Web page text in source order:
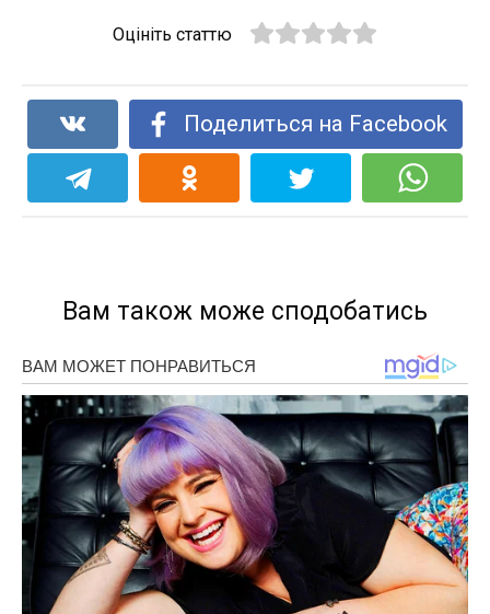
Оцініть статтю
Поделиться на Facebook
Вам також може сподобатись